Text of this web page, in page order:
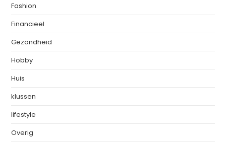
Fashion
Financieel
Gezondheid
Hobby
Huis
klussen
lifestyle
Overig